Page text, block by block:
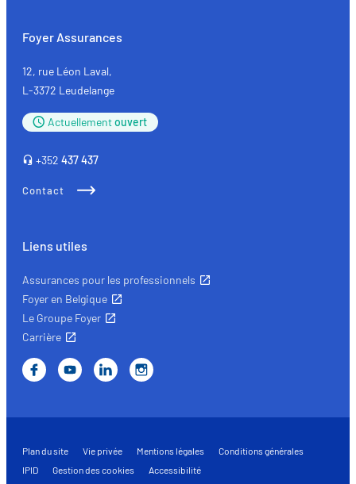
assurances
Foyer Assurances
12, rue Léon Laval,
L-3372 Leudelange
Actuellementouvert
+352 437 437
Contact
Liens utiles
Assurances pour les professionnels
Foyer en Belgique
Le Groupe Foyer
Carrière
Plan du site Vie privée Mentions légales
Conditions générales
IPID
Gestion des cookies Accessibilité